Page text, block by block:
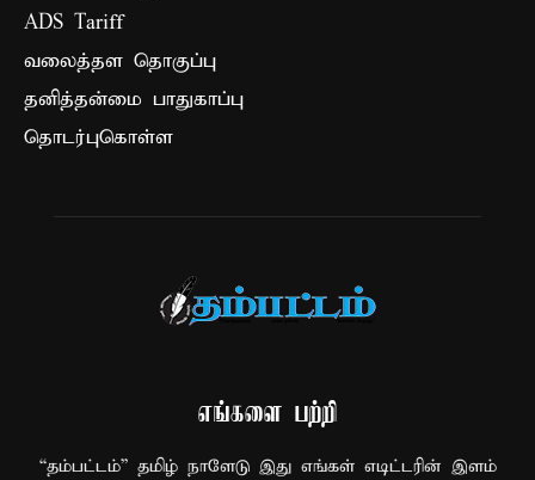
ADS Tariff
வலைத்தள தொகுப்பு
தனித்தன்மை பாதுகாப்பு
தொடர்புகொள்ள
எங்களை பற்றி
“தம்பட்டம்” தமிழ் நாளேடு இது எங்கள் எடிட்டரின் இளம்